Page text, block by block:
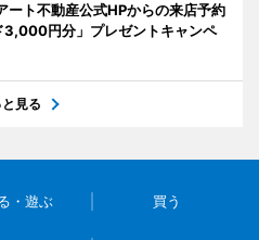
ート不動産公式HPからの来店予約
3,000円分」プレゼントキャンペ
と見る
・遊ぶ 買う